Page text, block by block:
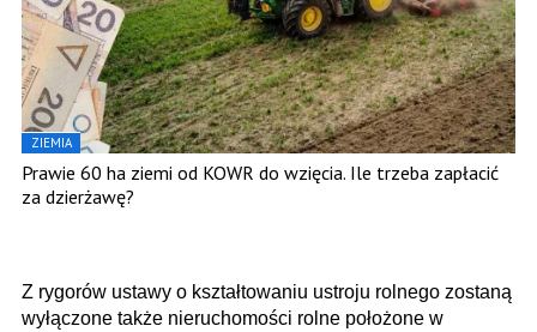
ZIEMIA
Prawie 60 ha ziemi od KOWR do wzięcia. Ile trzeba zapłacić
za dzierżawę?
Z rygorów ustawy o kształtowaniu ustroju rolnego zostaną
wyłączone także nieruchomości rolne położone w